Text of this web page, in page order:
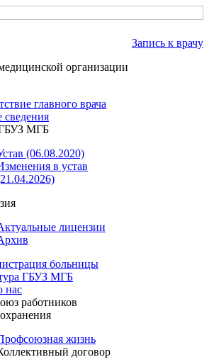
Запись к врачу
организации
главного врача
МГБ
(06.08.2020)
в устав
лицензии
больницы
ГБУЗ МГБ
работников
жизнь
договор